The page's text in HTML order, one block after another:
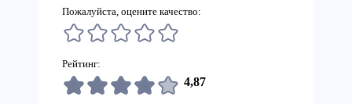
Пожалуйста, оцените качество:
Рейтинг:
4,87